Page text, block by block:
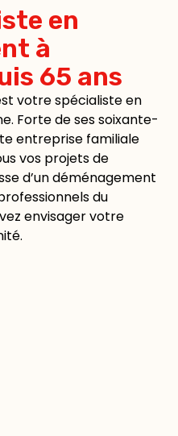
en
à
65 ans
votre spécialiste en
Forte de ses soixante-
entreprise familiale
vos projets de
d’un déménagement
du
envisager votre